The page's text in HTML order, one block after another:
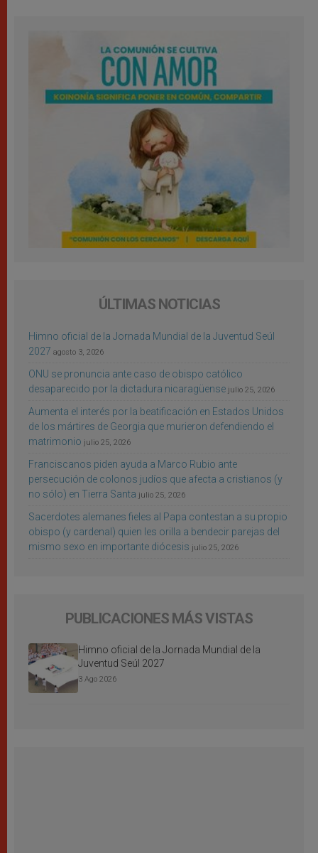
ÚLTIMAS NOTICIAS
Himno oficial de la Jornada Mundial de la Juventud Seúl
2027 agosto 3, 2026
ONU se pronuncia ante caso de obispo católico
desaparecido por la dictadura nicaragüense julio 25, 2026
Aumenta el interés por la beatificación en Estados Unidos
de los mártires de Georgia que murieron defendiendo el
matrimonio julio 25, 2026
Franciscanos piden ayuda a Marco Rubio ante
persecución de colonos judíos que afecta a cristianos (y
no sólo) en Tierra Santa julio 25, 2026
Sacerdotes alemanes fieles al Papa contestan a su propio
obispo (y cardenal) quien les orilla a bendecir parejas del
mismo sexo en importante diócesis julio 25, 2026
PUBLICACIONES MÁS VISTAS
Himno oficial de la Jornada Mundial de la
Juventud Seúl 2027
3 Ago 2026